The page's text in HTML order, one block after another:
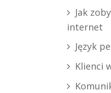
Jak
internet
Język
Klienci